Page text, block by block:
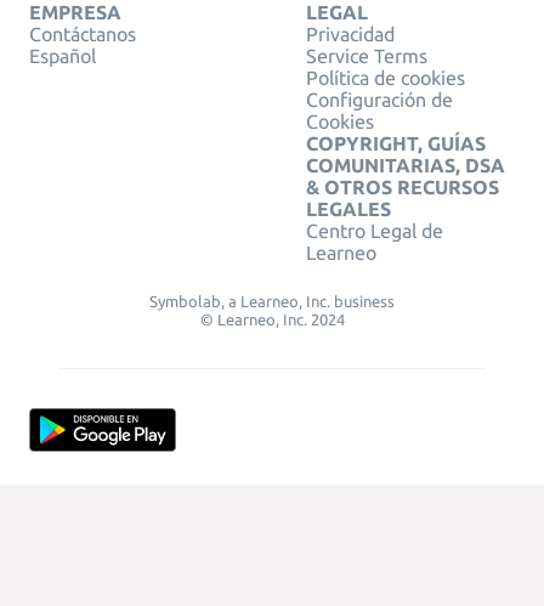
EMPRESA
Contáctanos
Español
LEGAL
Privacidad
Service Terms
Política de cookies
Configuración de
Cookies
COPYRIGHT, GUÍAS
COMUNITARIAS, DSA
& OTROS RECURSOS
LEGALES
Centro Legal de
Learneo
Symbolab, a Learneo, Inc. business
© Learneo, Inc. 2024